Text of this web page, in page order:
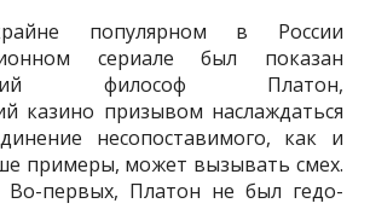
популярном в России
сериале был показан
философ Платон,
казино призывом наслаждаться
несопоставимого, как и
примеры, может вызывать смех.
Во-первых, Платон не был гедо­